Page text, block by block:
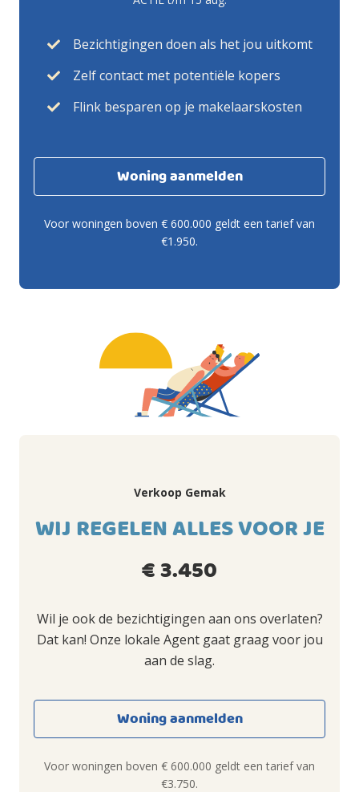
Bezichtigingen doen als het jou uitkomt
Zelf contact met potentiële kopers
Flink besparen op je makelaarskosten
Woning aanmelden
Voor woningen boven € 600.000 geldt een tarief van
€1.950.
Verkoop Gemak
WIJ REGELEN ALLES VOOR JE
€ 3.450
Wil je ook de bezichtigingen aan ons overlaten?
Dat kan! Onze lokale Agent gaat graag voor jou
aan de slag.
Woning aanmelden
Voor woningen boven € 600.000 geldt een tarief van
€3.750.